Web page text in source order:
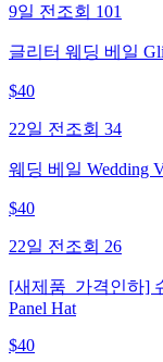
9일 전 조회 101
글리터 웨딩 베일
$40
22일 전 조회 34
웨딩 베일 Wedding
$40
22일 전 조회 26
[새제품_가격인하]
Panel Hat
$40